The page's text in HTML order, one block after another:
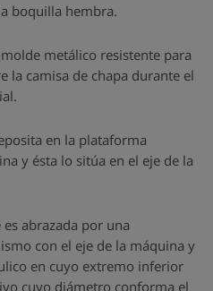
boquilla hembra.
metálico resistente para
la camisa de chapa durante el
en la plataforma
y ésta lo sitúa en el eje de la
abrazada por una
con el eje de la máquina y
en cuyo extremo inferior
cuyo diámetro conforma el